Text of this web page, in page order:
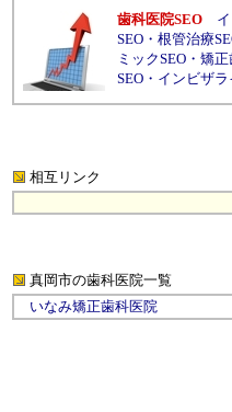
歯科医院SEO
SEO・ 根管治療
ミックSEO・ 矯正
SEO・ インビザラ
相互リンク
真岡市の歯科医院一覧
いなみ矯正歯科医院